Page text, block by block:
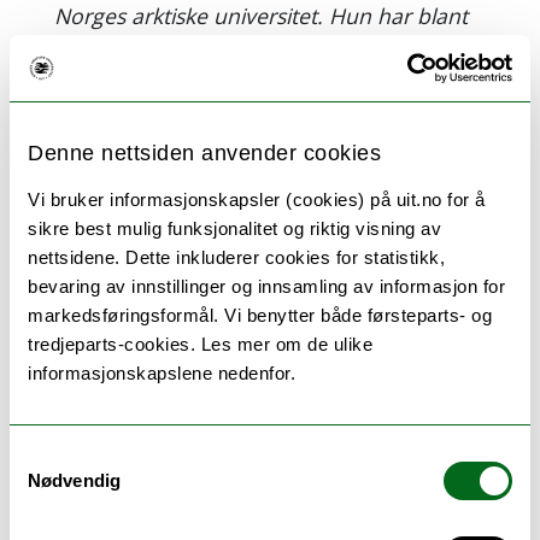
Denne nettsiden anvender cookies
Vi bruker informasjonskapsler (cookies) på uit.no for å
sikre best mulig funksjonalitet og riktig visning av
nettsidene. Dette inkluderer cookies for statistikk,
bevaring av innstillinger og innsamling av informasjon for
markedsføringsformål. Vi benytter både førsteparts- og
tredjeparts-cookies. Les mer om de ulike
informasjonskapslene nedenfor.
Nødvendig
Norges arktiske universitet. Hun har blant
annet utviklet og implementert en rekke
pedagogiske metoder som har forbedret
læringserfaringen for studentene.
Undervisningsprisen tildeles Marianne
Olsen, Institutt for helse- og
omsorgsfag.
Gøril Eide Flaten
Utdrag fra begrunnelsen: har i en årrekke
vært spesielt opptatt av allmennrettet
formidling, og har gjort en ekstraordinær
innsats for å nå ut til publikum med
er farmasi. Hun har vært proaktiv og har